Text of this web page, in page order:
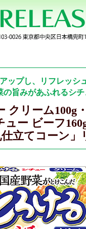
ップし、リフレッシ
の旨みがあふれるシ
クリーム100g・
ュー ビーフ160g
立てコーン」